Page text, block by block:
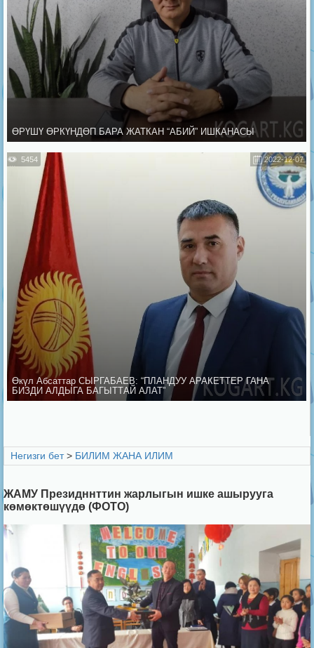
ӨРҮШҮ ӨРКҮНДӨП БАРА ЖАТКАН “АБИЙ” ИШКАНАСЫ
2022-12-07
5454
Өкүл Абсаттар СЫРГАБАЕВ: “ПЛАНДУУ АРАКЕТТЕР ГАНА
БИЗДИ АЛДЫГА БАГЫТТАЙ АЛАТ”
Негизги бет> БИЛИМ ЖАНА ИЛИМ
ЖАМУ Президннттин жарлыгын ишке ашырууга
көмөктөшүүдө (ФОТО)